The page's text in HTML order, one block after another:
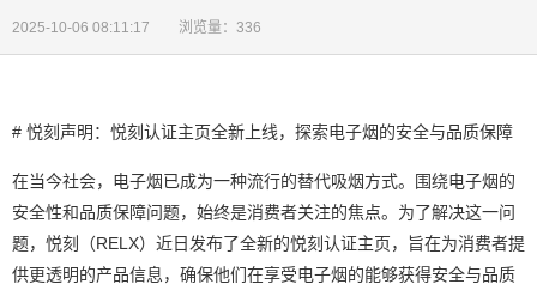
2025-10-06 08:11:17 浏览量：336
# 悦刻声明：悦刻认证主页全新上线，探索电子烟的安全与品质保障
在当今社会，电子烟已成为一种流行的替代吸烟方式。围绕电子烟的
安全性和品质保障问题，始终是消费者关注的焦点。为了解决这一问
题，悦刻（RELX）近日发布了全新的悦刻认证主页，旨在为消费者提
供更透明的产品信息，确保他们在享受电子烟的能够获得安全与品质